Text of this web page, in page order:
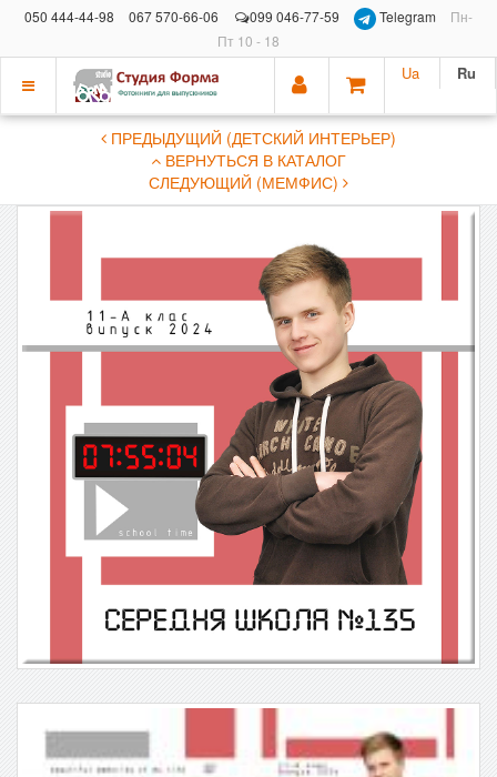
050 444-44-98 067 570-66-06 099 046-77-59 Telegram
Пн-
Пт 10 - 18
Показать
Ua Ru
ПРЕДЫДУЩИЙ (ДЕТСКИЙ ИНТЕРЬЕР)
ВЕРНУТЬСЯ В КАТАЛОГ
СЛЕДУЮЩИЙ (МЕМФИС)